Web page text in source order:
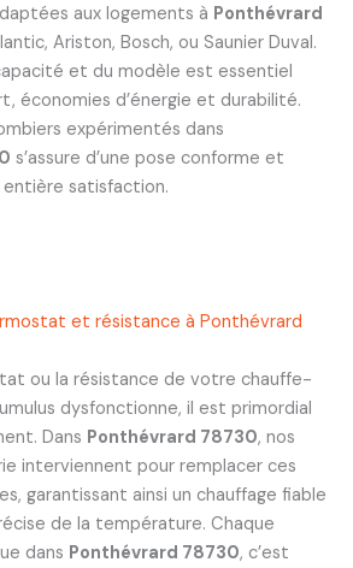
aux logements à Ponthévrard
Ariston, Bosch, ou Saunier Duval.
et du modèle est essentiel
économies d’énergie et durabilité.
expérimentés dans
s’assure d’une pose conforme et
satisfaction.
et résistance à Ponthévrard
ou la résistance de votre chauffe-
dysfonctionne, il est primordial
Dans Ponthévrard 78730, nos
interviennent pour remplacer ces
garantissant ainsi un chauffage fiable
de la température. Chaque
dans Ponthévrard 78730, c’est